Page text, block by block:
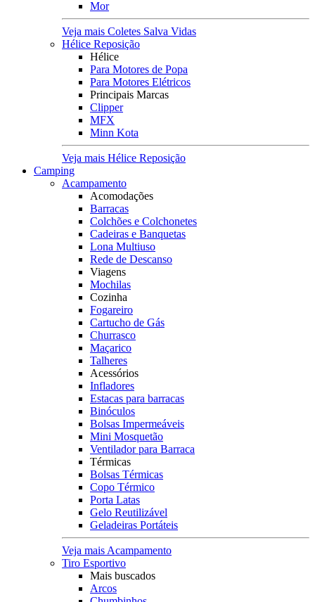
Mor
Veja mais Coletes Salva Vidas
Hélice Reposição
Hélice
Para Motores de Popa
Para Motores Elétricos
Principais Marcas
Clipper
MFX
Minn Kota
Veja mais Hélice Reposição
Camping
Acampamento
Acomodações
Barracas
Colchões e Colchonetes
Cadeiras e Banquetas
Lona Multiuso
Rede de Descanso
Viagens
Mochilas
Cozinha
Fogareiro
Cartucho de Gás
Churrasco
Maçarico
Talheres
Acessórios
Infladores
Estacas para barracas
Binóculos
Bolsas Impermeáveis
Mini Mosquetão
Ventilador para Barraca
Térmicas
Bolsas Térmicas
Copo Térmico
Porta Latas
Gelo Reutilizável
Geladeiras Portáteis
Veja mais Acampamento
Tiro Esportivo
Mais buscados
Arcos